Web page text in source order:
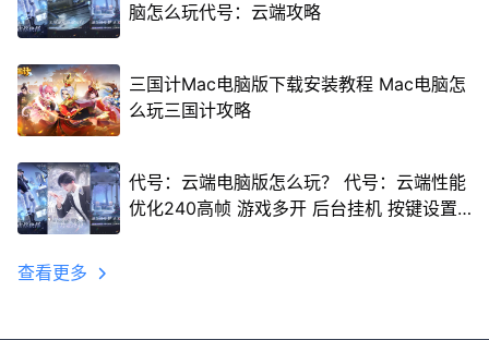
脑怎么玩代号：云端攻略
三国计Mac电脑版下载安装教程 Mac电脑怎
么玩三国计攻略
代号：云端电脑版怎么玩？ 代号：云端性能
优化240高帧 游戏多开 后台挂机 按键设置
查看更多